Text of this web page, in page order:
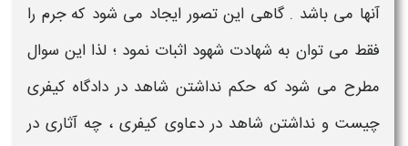
آنها می باشد . گاهی این تصور ایجاد می شود که جرم را
فقط می توان به شهادت شهوداثبات نمود ؛ لذا این سوال
مطرح می شود کهحکم نداشتن شاهد در دادگاه کیفری
چیستونداشتن شاهد در دعاوی کیفری ، چه آثاری در